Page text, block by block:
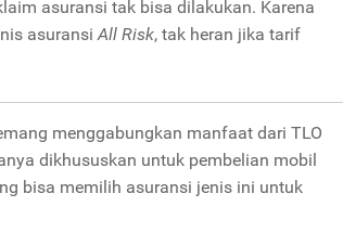
asuransi tak bisa dilakukan. Karena
asuransi All Risk, tak heran jika tarif
menggabungkan manfaat dari TLO
dikhususkan untuk pembelian mobil
bisa memilih asuransi jenis ini untuk